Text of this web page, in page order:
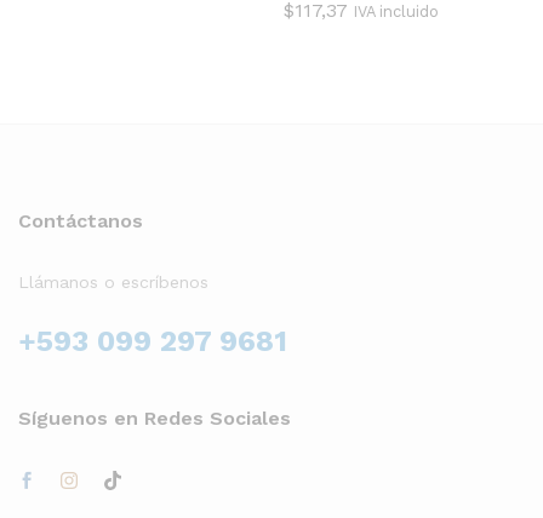
$117,37 IVA incluido
Contáctanos
Llámanos o escríbenos
+593 099 297 9681
Síguenos en Redes Sociales